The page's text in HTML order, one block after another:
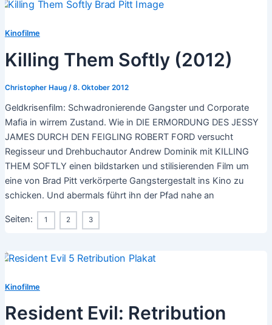
Kinofilme
Killing Them Softly (2012)
Christopher Haug /8. Oktober 2012
Geldkrisenfilm: Schwadronierende Gangster und Corporate
Mafia in wirrem Zustand. Wie in DIE ERMORDUNG DES JESSY
JAMES DURCH DEN FEIGLING ROBERT FORD versucht
Regisseur und Drehbuchautor Andrew Dominik mit KILLING
THEM SOFTLY einen bildstarken und stilisierenden Film um
eine von Brad Pitt verkörperte Gangstergestalt ins Kino zu
schicken. Und abermals führt ihn der Pfad nahe an
Seiten: 1 2 3
Kinofilme
Resident Evil: Retribution